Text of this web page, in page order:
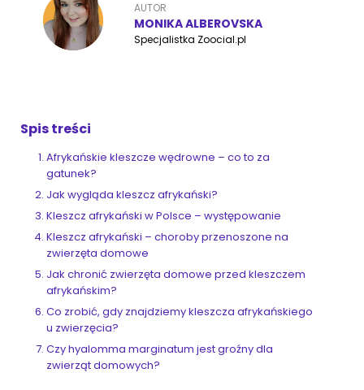
ZoociaLove News
AUTOR
MONIKA ALBEROVSKA
Specjalistka Zoocial.pl
Spis treści
Afrykańskie kleszcze wędrowne – co to za
gatunek?
Jak wygląda kleszcz afrykański?
Kleszcz afrykański w Polsce – występowanie
Kleszcz afrykański – choroby przenoszone na
zwierzęta domowe
Jak chronić zwierzęta domowe przed kleszczem
afrykańskim?
Co zrobić, gdy znajdziemy kleszcza afrykańskiego
u zwierzęcia?
Czy hyalomma marginatum jest groźny dla
zwierząt domowych?